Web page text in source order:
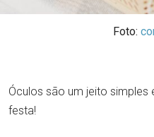
Foto:
Óculos são um jeito simples
festa!